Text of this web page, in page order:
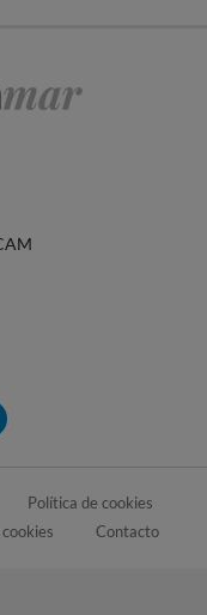
Política de cookies
Contacto